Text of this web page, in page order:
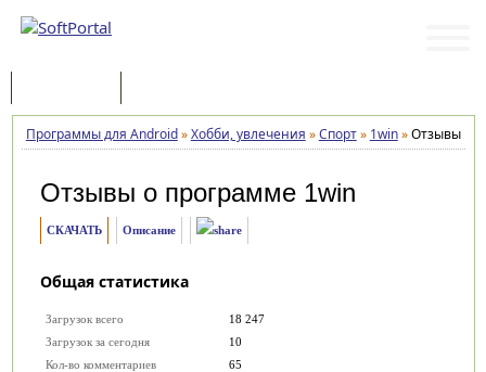
Программы для Android»Хобби, увлечения »Спорт» 1win»Отзывы
Отзывы о программе 1win
СКАЧАТЬ Описание
Общая статистика
Загрузок всего
18 247
Загрузок за сегодня
10
Кол-во комментариев
65